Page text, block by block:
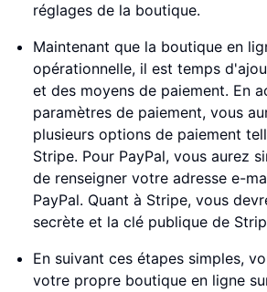
réglages de la boutique.
Maintenant que la boutique en
opérationnelle, il est temps
et des moyens de paiement. En
paramètres de paiement, vous
plusieurs options de paiement
Stripe. Pour PayPal, vous aurez
de renseigner votre adresse e-
PayPal. Quant à Stripe, vous
secrète et la clé publique de
En suivant ces étapes simples,
votre propre boutique en ligne